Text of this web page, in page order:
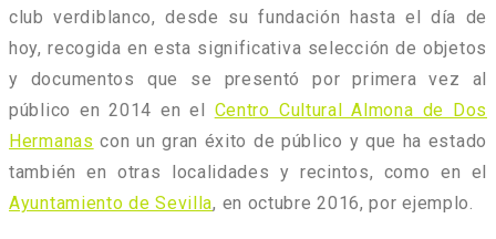
club verdiblanco, desde su fundación hasta el día de
hoy, recogida en esta significativa selección de objetos
y documentos que se presentó por primera vez al
público en 2014 en el Centro Cultural Almona de Dos
Hermanas con un gran éxito de público y que ha estado
también en otras localidades y recintos, como en el
Ayuntamiento de Sevilla, en octubre 2016, por ejemplo.